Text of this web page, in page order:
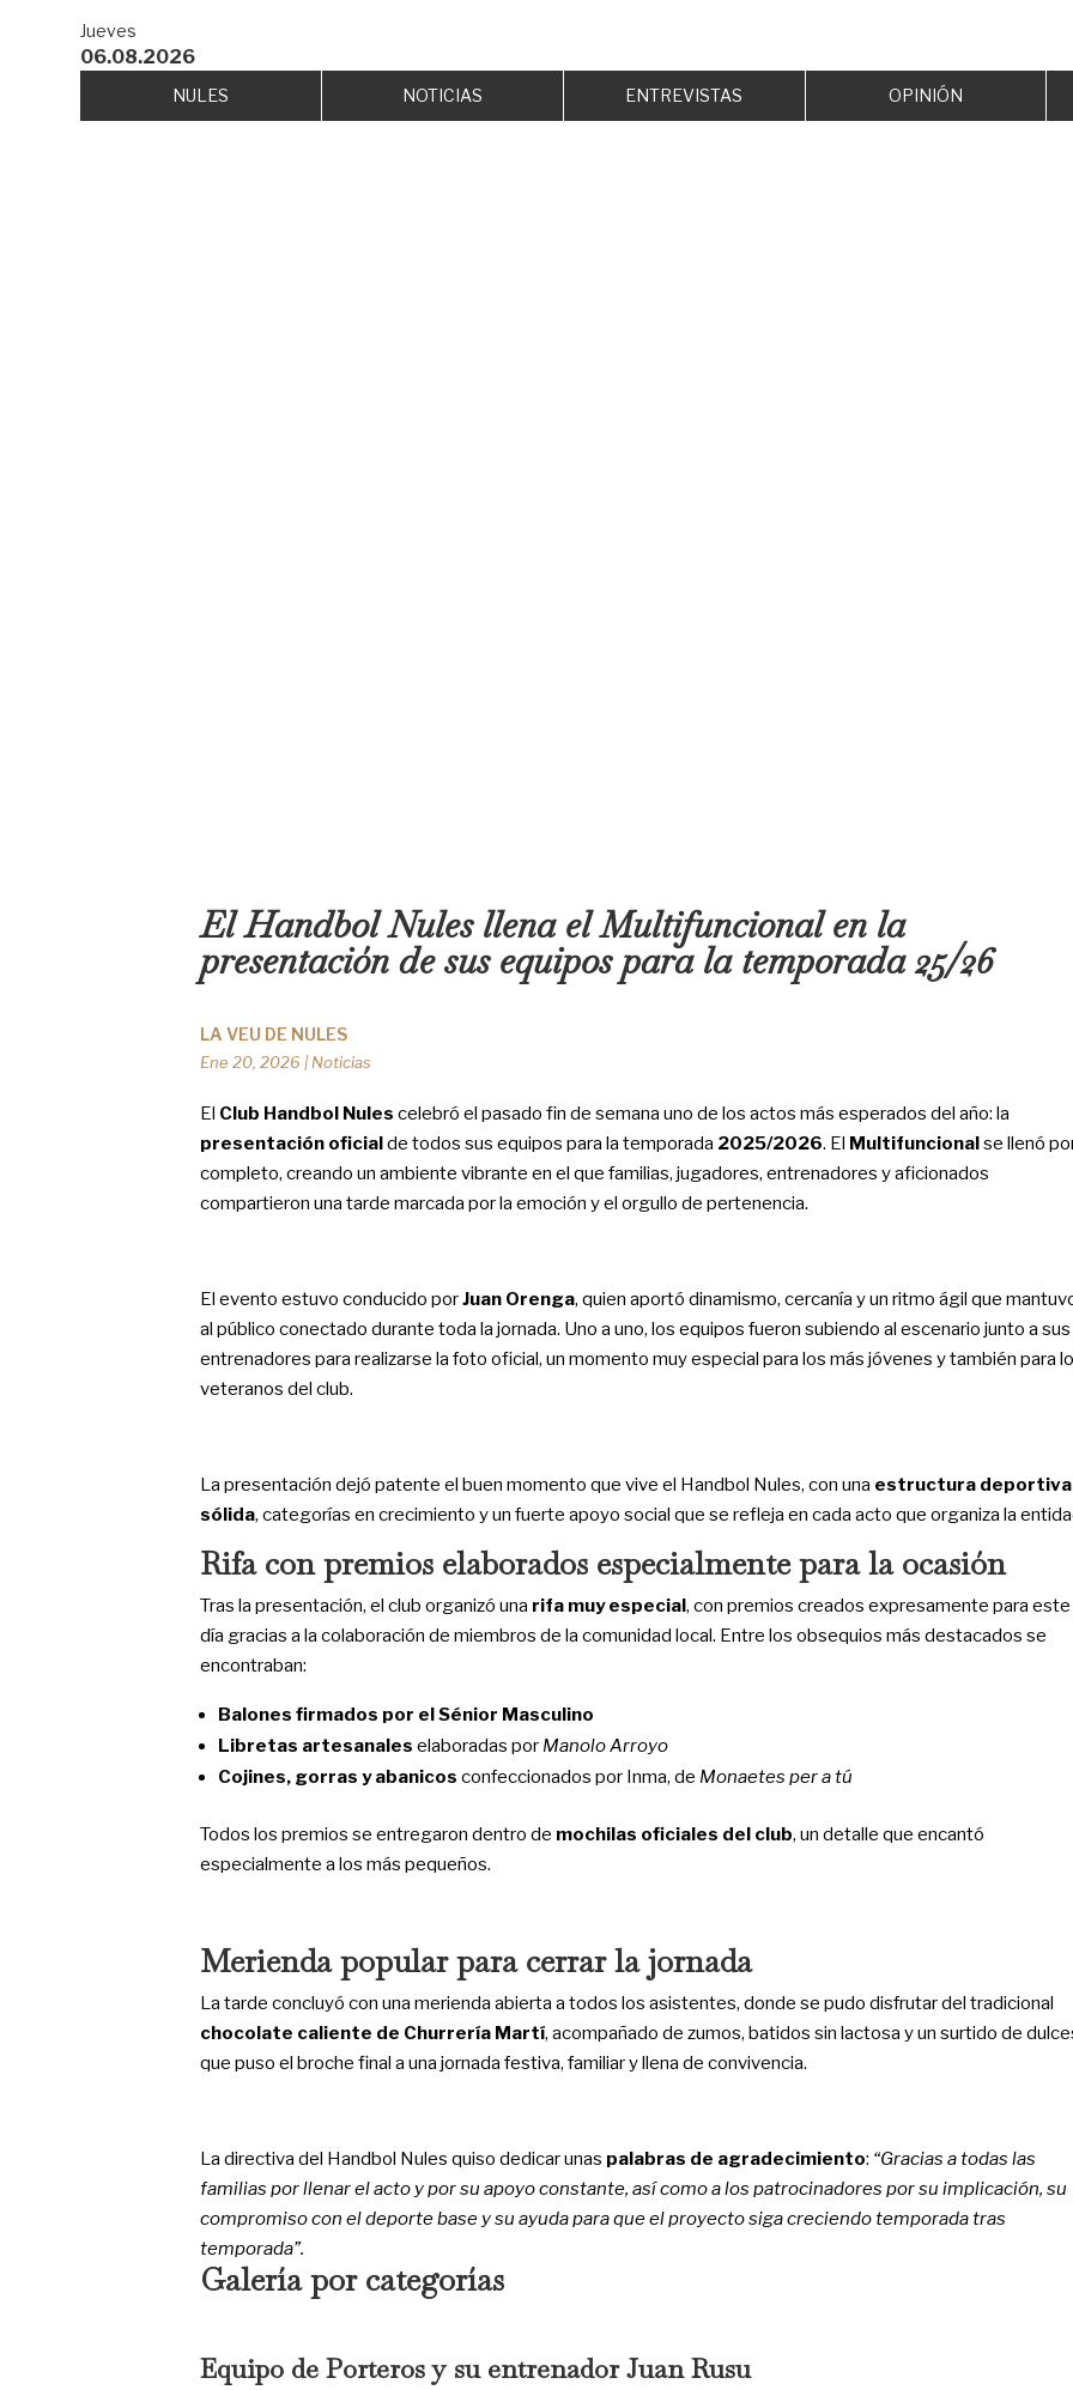
Jueves
06.08.2026
NULES NOTICIAS ENTREVISTAS OPINIÓN
El Handbol Nules llena el Multifuncional en la
presentación de sus equipos para la temporada 25/26
LA VEU DE NULES
Ene 20, 2026 | Noticias
El Club Handbol Nules celebró el pasado fin de semana uno de los actos más esperados del año: la
presentación oficialde todos sus equipos para la temporada 2025/2026. El Multifuncionalse llenó
completo, creando un ambiente vibrante en el que familias, jugadores, entrenadores y aficionados
compartieron una tarde marcada por la emoción y el orgullo de pertenencia.
El evento estuvo conducido porJuan Orenga, quien aportó dinamismo, cercanía y un ritmo ágil que
al público conectado durante toda la jornada. Uno a uno, los equipos fueron subiendo al escenario junto a sus
entrenadores para realizarse la foto oficial, un momento muy especial para los más jóvenes y también para
veteranos del club.
La presentación dejó patente el buen momento que vive el Handbol Nules, con una estructura deportiva
sólida, categorías en crecimiento y un fuerte apoyo social que se refleja en cada acto que organiza la
Rifa con premios elaborados especialmente para la ocasión
Tras la presentación, el club organizó una rifa muy especial, con premios creados expresamente para este
día gracias a la colaboración de miembros de la comunidad local. Entre los obsequios más destacados se
encontraban:
Balones firmados por el Sénior Masculino
Libretas artesanales elaboradas por Manolo Arroyo
Cojines, gorras y abanicos confeccionados por Inma, de Monaetes per a tú
Todos los premios se entregaron dentro de mochilas oficiales del club, un detalle que encantó
especialmente a los más pequeños.
Merienda popular para cerrar la jornada
La tarde concluyó con una merienda abierta a todos los asistentes, donde se pudo disfrutar del tradicional
chocolate caliente de Churrería Martí, acompañado de zumos, batidos sin lactosa y un surtido de
que puso el broche final a una jornada festiva, familiar y llena de convivencia.
La directiva del Handbol Nules quiso dedicar unas palabras de agradecimiento: “Gracias a todas las
familias por llenar el acto y por su apoyo constante, así como a los patrocinadores por su implicación, su
compromiso con el deporte base y su ayuda para que el proyecto siga creciendo temporada tras
temporada”.
Galería por categorías
Equipo de Porteros y su entrenador Juan Rusu